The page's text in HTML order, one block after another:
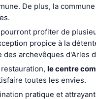
De plus, la
profiter de
propice à la
archevêques d'Arles
le centre
toutes les envies.
pratique et